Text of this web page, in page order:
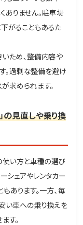
ありません。駐車場
がることもあるた
ため、整備内容や
。過剰な整備を避け
求められます。
の見直しや乗り換
使い方と車種の選び
シェアやレンタカー
あります。一方、毎
い車への乗り換えを
す。